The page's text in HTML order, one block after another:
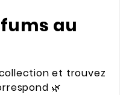
au
et trouvez
🌿